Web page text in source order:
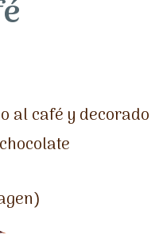
al café y decorado